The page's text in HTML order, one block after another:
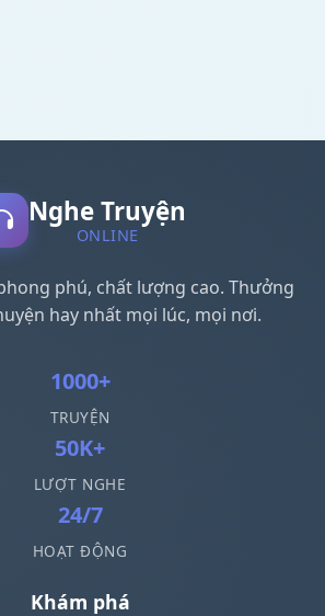
Nghe Truyện
ONLINE
phú, chất lượng cao. Thưởng
hay nhất mọi lúc, mọi nơi.
1000+
TRUYỆN
50K+
LƯỢT NGHE
24/7
HOẠT ĐỘNG
Khám phá